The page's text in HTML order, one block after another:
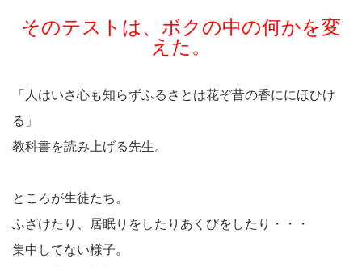
そのテストは、ボクの中の何かを変
えた。
「人はいさ心も知らずふるさとは花ぞ昔の香ににほひけ
る」
教科書を読み上げる先生。
ところが生徒たち。
ふざけたり、居眠りをしたりあくびをしたり・・・
集中してない様子。